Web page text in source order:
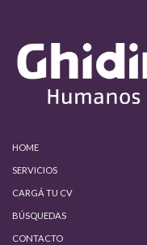
HOME
SERVICIOS
CARGÁ TU CV
BÚSQUEDAS
CONTACTO